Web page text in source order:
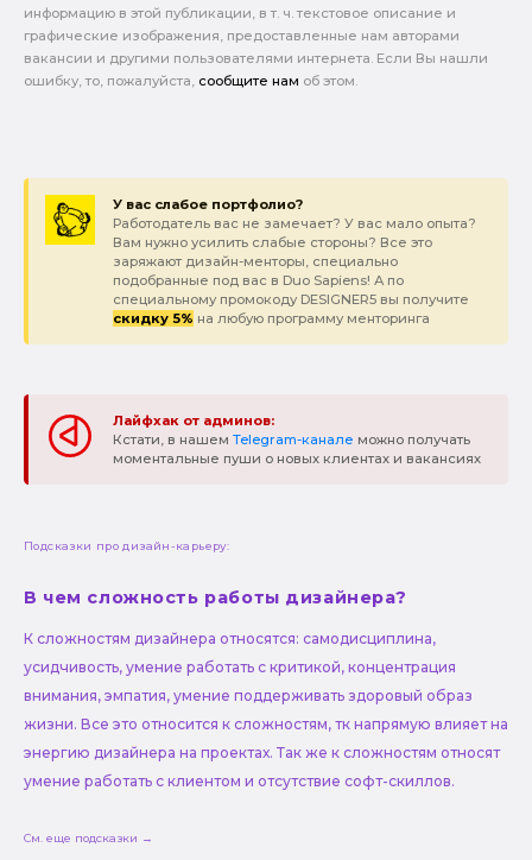
информацию в этой публикации, в т. ч. текстовое описание и
графические изображения, предоставленные нам авторами
вакансии и другими пользователями интернета. Если Вы нашли
ошибку, то, пожалуйста, сообщите нам об этом.
У вас слабое портфолио?
Работодатель вас не замечает? У вас мало опыта?
Вам нужно усилить слабые стороны? Все это
заряжают дизайн-менторы, специально
подобранные под вас в Duo Sapiens! А по
специальному промокоду DESIGNER5 вы получите
скидку 5% на любую программу менторинга
Лайфхак от админов:
Кстати, в нашем Telegram-канале можно получать
моментальные пуши о новых клиентах и вакансиях
Подсказки про дизайн-карьеру:
В чем сложность работы дизайнера?
К сложностям дизайнера относятся: самодисциплина,
усидчивость, умение работать с критикой, концентрация
внимания, эмпатия, умение поддерживать здоровый образ
жизни. Все это относится к сложностям, тк напрямую влияет на
энергию дизайнера на проектах. Так же к сложностям относят
умение работать с клиентом и отсутствие софт-скиллов.
См. еще подсказки →